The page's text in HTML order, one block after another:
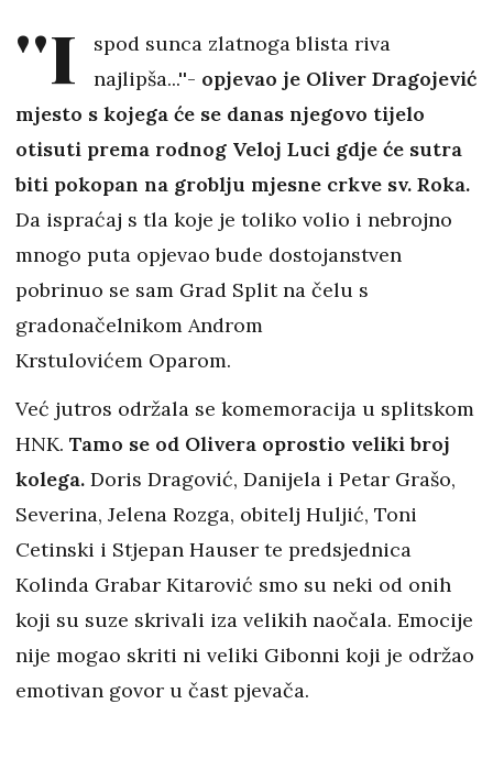
''I
spod sunca zlatnoga blista riva
najlipša...''- opjevao je Oliver Dragojević
mjesto s kojega će se danas njegovo tijelo
otisuti prema rodnog Veloj Luci gdje će sutra
biti pokopan na groblju mjesne crkve sv. Roka.
Da ispraćaj s tla koje je toliko volio i nebrojno
mnogo puta opjevao bude dostojanstven
pobrinuo se sam Grad Split na čelu s
gradonačelnikom Androm
Krstulovićem Oparom.
Već jutros održala se komemoracija u splitskom
HNK. Tamo se od Olivera oprostio veliki broj
kolega. Doris Dragović, Danijela i Petar Grašo,
Severina, Jelena Rozga, obitelj Huljić, Toni
Cetinski i Stjepan Hauser te predsjednica
Kolinda Grabar Kitarović smo su neki od onih
koji su suze skrivali iza velikih naočala. Emocije
nije mogao skriti ni veliki Gibonni koji je održao
emotivan govor u čast pjevača.